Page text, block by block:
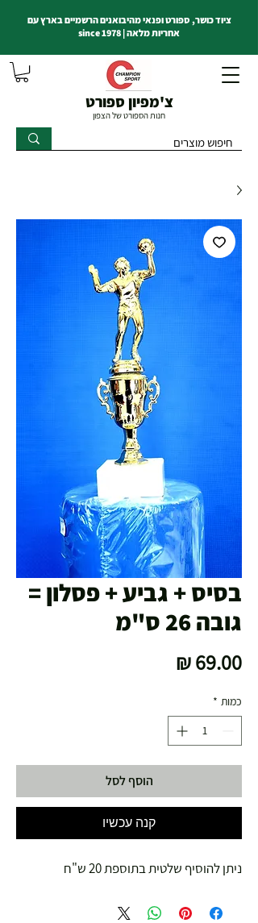
צ'מפיון ספורט
חנות הספורט של הצפון
ציוד כושר, ספורט ופנאי מהיבואנים הרשמיים בארץ עם
אחריות מלאה | since 1978
בסיס + גביע + פסלון =
גובה 26 ס"מ
כמות *
הוסף לסל
קנה עכשיו
ניתן להוסיף שלטית בתוספת 20 ש"ח